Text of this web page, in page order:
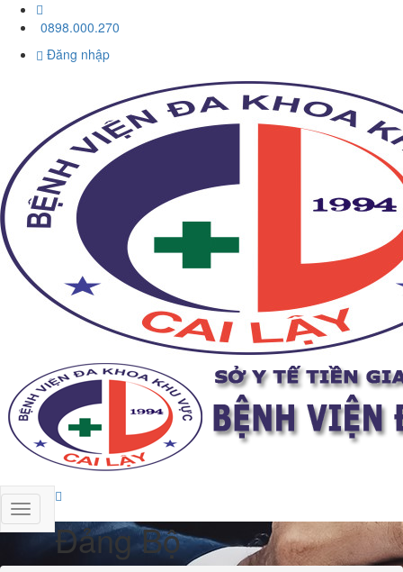
0898.000.270
Đăng nhập
Đảng Bộ